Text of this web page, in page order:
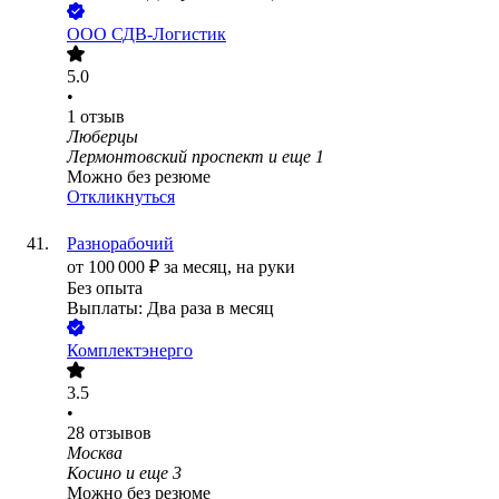
ООО СДВ-Логистик
5.0
•
1 отзыв
Люберцы
Лермонтовский проспект и еще 1
Можно без резюме
Откликнуться
Разнорабочий
от 100 000 ₽ за месяц, на руки
Без опыта
Выплаты: Два раза в месяц
Комплектэнерго
3.5
•
28 отзывов
Москва
Косино и еще 3
Можно без резюме